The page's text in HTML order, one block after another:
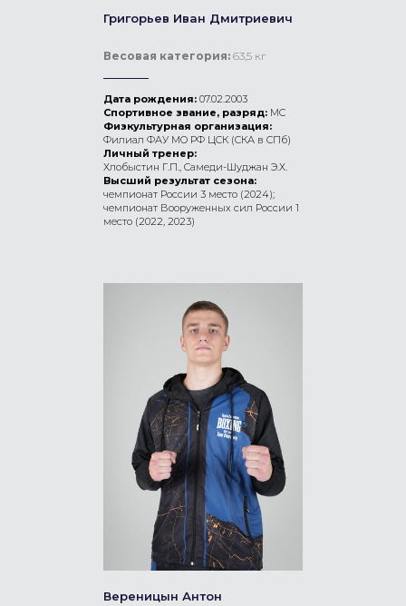
Григорьев Иван Дмитриевич
Весовая категория: 63,5 кг
Дата рождения: 07.02.2003
Спортивное звание, разряд: МС
Физкультурная организация:
Филиал ФАУ МО РФ ЦСК (СКА в СПб)
Личный тренер:
Хлобыстин Г.П., Самеди-Шуджан Э.Х.
Высший результат сезона:
чемпионат России 3 место (2024);
чемпионат Вооруженных сил России 1
место (2022, 2023)
Вереницын Антон